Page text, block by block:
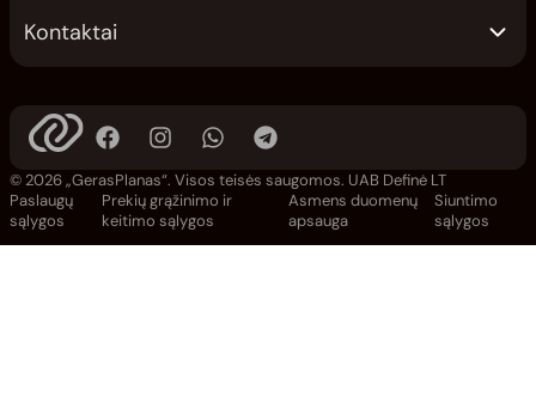
Kontaktai
© 2026 „GerasPlanas“. Visos teisės saugomos. UAB Definė LT
Paslaugų
sąlygos
Prekių grąžinimo ir
keitimo sąlygos
Asmens duomenų
apsauga
Siuntimo
sąlygos